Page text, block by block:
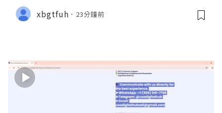
xbgtfuh 23分鐘前